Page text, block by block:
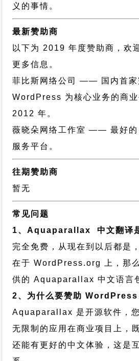
义的事情。
最新赞助商
以下为 2019 年度赞助商，欢
更多信息。
菲比斯网络公司
—— 国内首家
WordPress 为核心业务的商
2012 年。
薇晓朵网络工作室 —— 最好的
服务平台。
往期赞助商
暂无
常见问题
1、Aquaparallax 中文翻译
完全免费，从现在到以后都是
在于 WordPress.org 上，那
供的 Aquaparallax 中文语言
2、为什么要赞助 WordPress
Aquaparallax 是开源软件，
无限制的应用在商业项目上，
还能有更好的中文体验，这是